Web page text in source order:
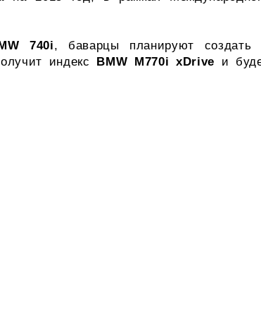
740i, баварцы планируют создать
индекс
BMW M770i xDrive и